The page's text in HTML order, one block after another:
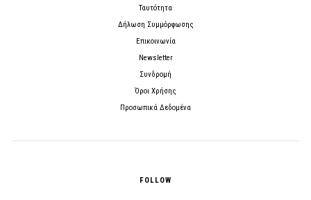
Ταυτότητα
Δήλωση Συμμόρφωσης
Επικοινωνία
Newsletter
Συνδρομή
Όροι Χρήσης
Προσωπικά Δεδομένα
FOLLOW